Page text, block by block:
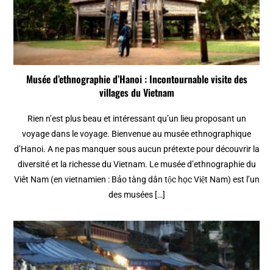
Musée d’ethnographie d’Hanoi : Incontournable visite des
villages du Vietnam
Rien n’est plus beau et intéressant qu’un lieu proposant un
voyage dans le voyage. Bienvenue au musée ethnographique
d’Hanoi. A ne pas manquer sous aucun prétexte pour découvrir la
diversité et la richesse du Vietnam. Le musée d’ethnographie du
Viêt Nam (en vietnamien : Bảo tàng dân tộc học Việt Nam) est l’un
des musées […]